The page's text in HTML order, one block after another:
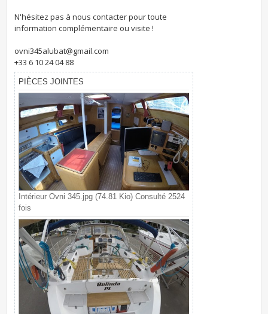
N'hésitez pas à nous contacter pour toute
information complémentaire ou visite !
ovni345alubat@gmail.com
+33 6 10 24 04 88
PIÈCES JOINTES
Intérieur Ovni 345.jpg (74.81 Kio) Consulté 2524
fois